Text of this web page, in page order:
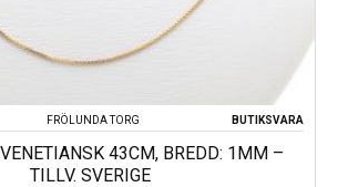
FRÖLUNDA TORG BUTIKSVARA
43CM, BREDD: 1MM –
TILLV. SVERIGE